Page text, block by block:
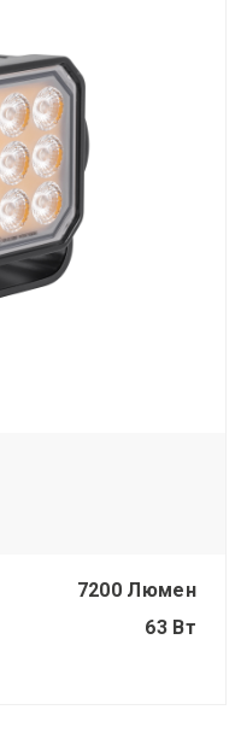
7200 Люмен
63 Вт